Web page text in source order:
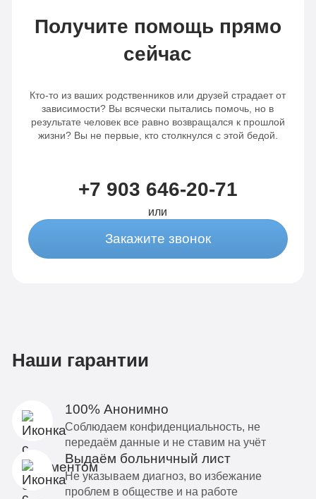
Получите помощь прямо
сейчас
Кто-то из ваших родственников или друзей страдает от
зависимости? Вы всячески пытались помочь, но в
результате человек все равно возвращался к прошлой
жизни? Вы не первые, кто столкнулся с этой бедой.
+7 903 646-20-71
или
Закажите звонок
Наши гарантии
100% Анонимно
Соблюдаем конфиденциальность, не
передаём данные и не ставим на учёт
Выдаём больничный лист
Не указываем диагноз, во избежание
проблем в обществе и на работе